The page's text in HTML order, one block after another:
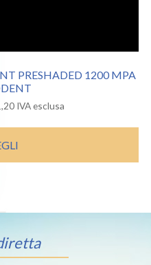
PRESHADED 1200 MPA
IVA esclusa